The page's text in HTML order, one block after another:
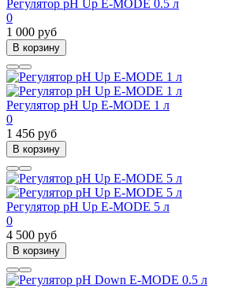
Регулятор pH Up E-MODE 0.5 л
0
1 000 руб
В корзину
Регулятор pH Up E-MODE 1 л
0
1 456 руб
В корзину
Регулятор pH Up E-MODE 5 л
0
4 500 руб
В корзину